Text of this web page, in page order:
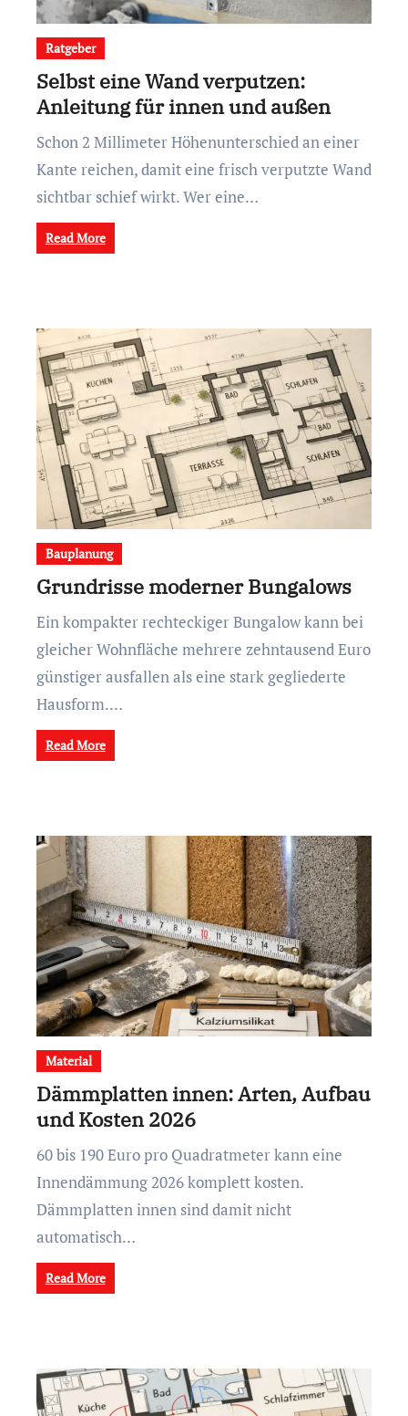
Ratgeber
Selbst eine Wand verputzen:
Anleitung für innen und außen
Schon 2 Millimeter Höhenunterschied an einer
Kante reichen, damit eine frisch verputzte Wand
sichtbar schief wirkt. Wer eine…
Read More
Bauplanung
Grundrisse moderner Bungalows
Ein kompakter rechteckiger Bungalow kann bei
gleicher Wohnfläche mehrere zehntausend Euro
günstiger ausfallen als eine stark gegliederte
Hausform.…
Read More
Material
Dämmplatten innen: Arten, Aufbau
und Kosten 2026
60 bis 190 Euro pro Quadratmeter kann eine
Innendämmung 2026 komplett kosten.
Dämmplatten innen sind damit nicht
automatisch…
Read More